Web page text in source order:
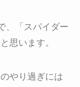
、「スパイダー
思います。
やり過ぎには